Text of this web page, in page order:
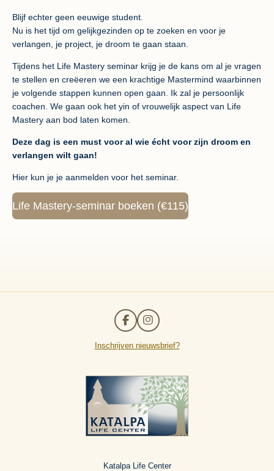
Blijf echter geen eeuwige student.
Nu is het tijd om gelijkgezinden op te zoeken en voor je
verlangen, je project, je droom te gaan staan.
Tijdens het Life Mastery seminar krijg je de kans om al je vragen
te stellen en creëeren we een krachtige Mastermind waarbinnen
je volgende stappen kunnen open gaan. Ik zal je persoonlijk
coachen. We gaan ook het yin of vrouwelijk aspect van Life
Mastery aan bod laten komen.
Deze dag is een must voor al wie écht voor zijn droom en
verlangen wilt gaan!
Hier kun je je aanmelden voor het seminar.
Life Mastery-seminar boeken (€115)
F
a
c
o
I
n
s
r
a
m
Inschrijven nieuwsbrief?
Katalpa Life Center